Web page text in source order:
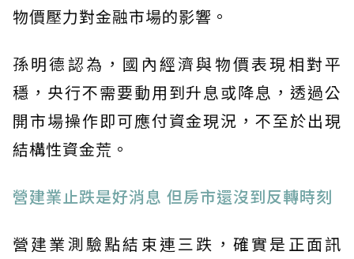
物價壓力對金融市場的影響。
孫明德認為，國內經濟與物價表現相對平
穩，央行不需要動用到升息或降息，透過公
開市場操作即可應付資金現況，不至於出現
結構性資金荒。
營建業止跌是好消息 但房市還沒到反轉時刻
營建業測驗點結束連三跌，確實是正面訊